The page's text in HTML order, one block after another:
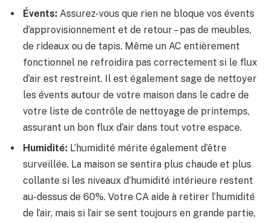
Évents: Assurez-vous que rien ne bloque vos évents
d’approvisionnement et de retour – pas de meubles,
de rideaux ou de tapis. Même un AC entièrement
fonctionnel ne refroidira pas correctement si le flux
d’air est restreint. Il est également sage de nettoyer
les évents autour de votre maison dans le cadre de
votre liste de contrôle de nettoyage de printemps,
assurant un bon flux d’air dans tout votre espace.
Humidité: L’humidité mérite également d’être
surveillée. La maison se sentira plus chaude et plus
collante si les niveaux d’humidité intérieure restent
au-dessus de 60%. Votre CA aide à retirer l’humidité
de l’air, mais si l’air se sent toujours en grande partie,